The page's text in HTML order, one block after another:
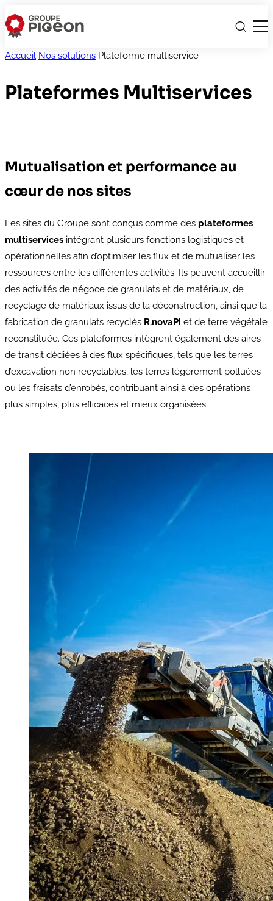
Accueil Nos solutions Plateforme multiservice
Plateformes Multiservices
Mutualisation et performance au
cœur de nos sites
Les sites du Groupe sont conçus comme des plateformes
multiservices intégrant plusieurs fonctions logistiques et
opérationnelles afin d’optimiser les flux et de mutualiser les
ressources entre les différentes activités. Ils peuvent accueillir
des activités de négoce de granulats et de matériaux, de
recyclage de matériaux issus de la déconstruction, ainsi que la
fabrication de granulats recyclés R.novaPi et de terre végétale
reconstituée. Ces plateformes intègrent également des aires
de transit dédiées à des flux spécifiques, tels que les terres
d’excavation non recyclables, les terres légèrement polluées
ou les fraisats d’enrobés, contribuant ainsi à des opérations
plus simples, plus efficaces et mieux organisées.